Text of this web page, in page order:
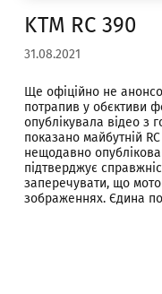
KTM RC 390
31.08.2021
Ще офіційно не
потрапив у обєктиви
опублікувала відео з
показано майбутній
нещодавно
підтверджує
заперечувати, що
зображеннях. Єдина